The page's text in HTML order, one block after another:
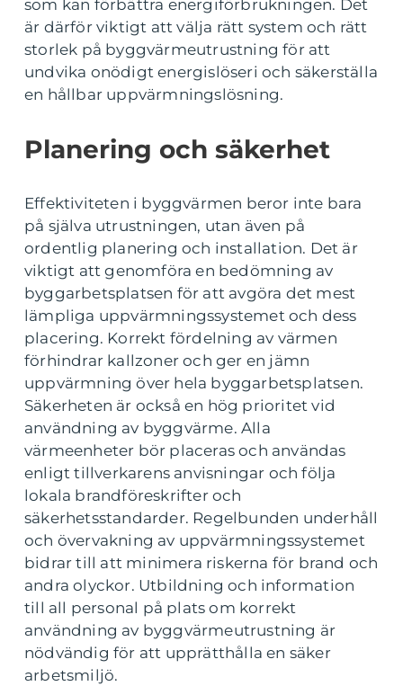
som kan förbättra energiförbrukningen. Det
är därför viktigt att välja rätt system och rätt
storlek på byggvärmeutrustning för att
undvika onödigt energislöseri och säkerställa
en hållbar uppvärmningslösning.
Planering och säkerhet
Effektiviteten i byggvärmen beror inte bara
på själva utrustningen, utan även på
ordentlig planering och installation. Det är
viktigt att genomföra en bedömning av
byggarbetsplatsen för att avgöra det mest
lämpliga uppvärmningssystemet och dess
placering. Korrekt fördelning av värmen
förhindrar kallzoner och ger en jämn
uppvärmning över hela byggarbetsplatsen.
Säkerheten är också en hög prioritet vid
användning av byggvärme. Alla
värmeenheter bör placeras och användas
enligt tillverkarens anvisningar och följa
lokala brandföreskrifter och
säkerhetsstandarder. Regelbunden underhåll
och övervakning av uppvärmningssystemet
bidrar till att minimera riskerna för brand och
andra olyckor. Utbildning och information
till all personal på plats om korrekt
användning av byggvärmeutrustning är
nödvändig för att upprätthålla en säker
arbetsmiljö.